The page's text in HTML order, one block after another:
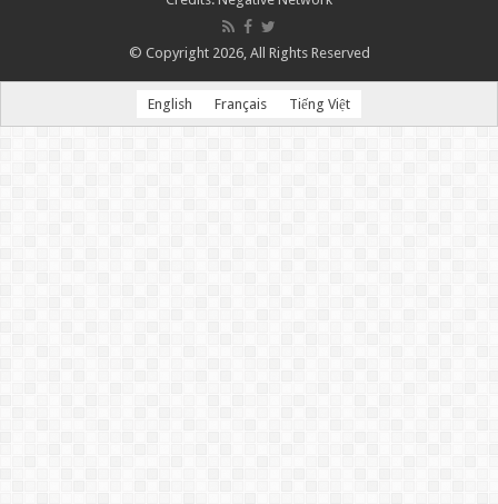
© Copyright 2026, All Rights Reserved
English Français Tiếng Việt